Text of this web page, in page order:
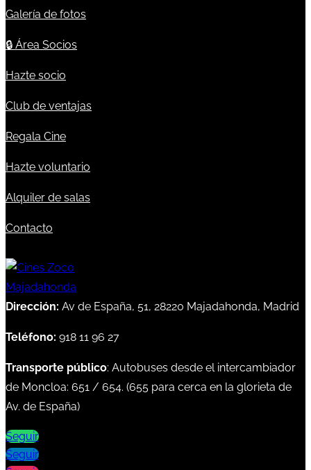
Galería de fotos
🔒 Área Socios
Hazte socio
Club de ventajas
Regala Cine
Hazte voluntario
Alquiler de salas
Contacto
Dirección: Av de España, 51, 28220 Majadahonda, Madrid
Teléfono: 918 11 96 27
Transporte público: Autobuses desde el intercambiador
de Moncloa: 651 / 654. (655 para cerca en la glorieta de
Av. de España)
Seguir
Seguir